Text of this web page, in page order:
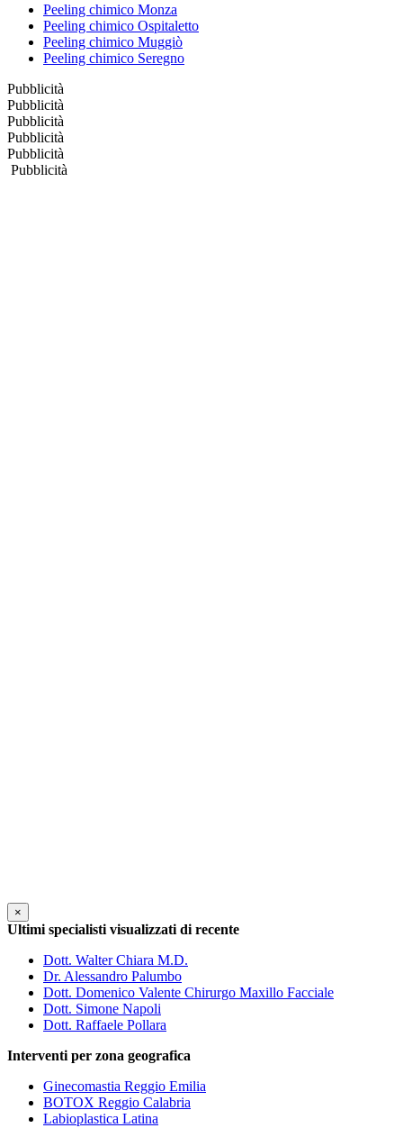
Peeling chimico Monza
Peeling chimico Ospitaletto
Peeling chimico Muggiò
Peeling chimico Seregno
Pubblicità
Pubblicità
Pubblicità
Pubblicità
Pubblicità
Pubblicità
×
Ultimi specialisti visualizzati di recente
Dott. Walter Chiara M.D.
Dr. Alessandro Palumbo
Dott. Domenico Valente Chirurgo Maxillo Facciale
Dott. Simone Napoli
Dott. Raffaele Pollara
Interventi per zona geografica
Ginecomastia Reggio Emilia
BOTOX Reggio Calabria
Labioplastica Latina